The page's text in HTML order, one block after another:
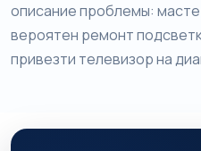
описание проблемы:
вероятен ремонт
привезти телевизор на